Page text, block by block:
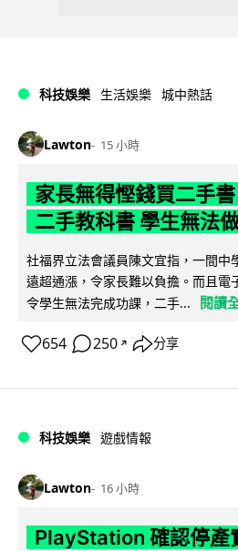
科技娛樂 生活娛樂 城中熱話
Lawton 15 小時
家長無得慳錢買二手
二手教科書 學生無法
社福界立法會議員陳文宜指，一間中
遠超通漲，令家長難以負擔。而且電
令學生無法完成功課，二手...
閱讀
654 250 ↗ 分享
科技娛樂 遊戲情報
Lawton 16 小時
PlayStation 確認停產